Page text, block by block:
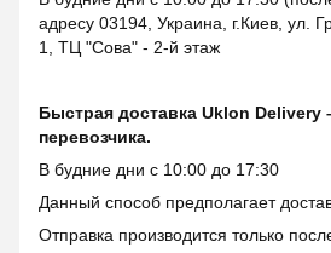
адресу 03194, Украина, г.Киев, ул.
1, ТЦ "Сова" - 2-й этаж
Быстрая доставка Uklon Delivery
перевозчика.
В будние дни с 10:00 до 17:30
Данный способ предполагает
Отправка производится только